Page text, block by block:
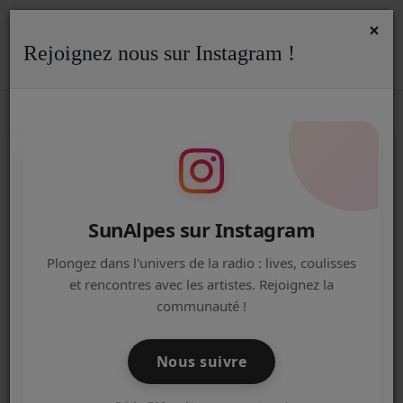
ACTUALITÉS DE LA RADIO
EQUIPE
ARTISTES
NOS PARTENAIRES
×
Rejoignez nous sur Instagram !
SunAlpes sur Instagram
Plongez dans l'univers de la radio : lives, coulisses
et rencontres avec les artistes. Rejoignez la
communauté !
Nous suivre